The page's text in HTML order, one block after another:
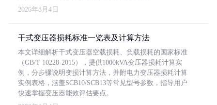
2026年8月4日
干式变压器损耗标准一览表及计算方法
本文详细解析干式变压器空载损耗、负载损耗的国家标准
（GB/T 10228-2015），提供1000kVA变压器损耗计算实
例，分步骤说明变损计算方法，并附电力变压器损耗计算
实例表格，涵盖SCB10/SCB13等常见型号参数，指导用户
快速掌握变压器能效评估要点。